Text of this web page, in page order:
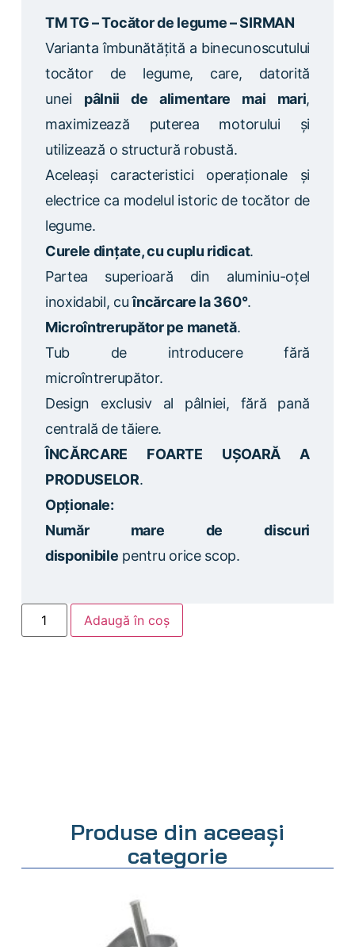
TM TG – Tocător de legume – SIRMAN
Varianta îmbunătățită a binecunoscutului
tocător de legume, care, datorită
unei pâlnii de alimentare mai mari,
maximizează puterea motorului și
utilizează o structură robustă.
Aceleași caracteristici operaționale și
electrice ca modelul istoric de tocător de
legume.
Curele dințate, cu cuplu ridicat.
Partea superioară din aluminiu-oțel
inoxidabil, cuîncărcare la 360°.
Microîntrerupător pe manetă.
Tub de introducere fără
microîntrerupător.
Design exclusiv al pâlniei, fără pană
centrală de tăiere.
ÎNCĂRCARE FOARTE UȘOARĂ A
PRODUSELOR.
Opționale:
Număr mare de discuri
disponibile pentru orice scop.
Adaugă în coș
Produse din aceeași
categorie